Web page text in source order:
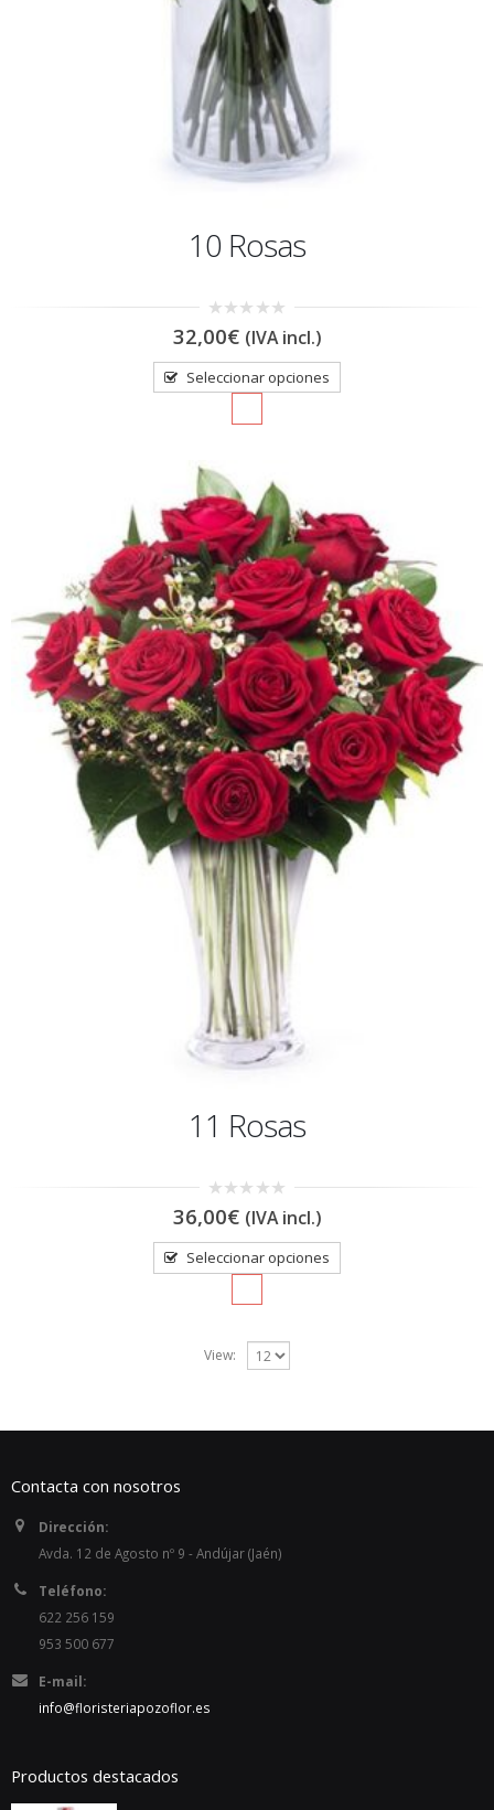
10 Rosas
0
out
5
32,00€ (IVA incl.)
Seleccionar opciones
11 Rosas
0
out
5
36,00€ (IVA incl.)
Seleccionar opciones
View:
Contacta con nosotros
Dirección:
Avda. 12 de Agosto nº 9 - Andújar (Jaén)
Teléfono:
622 256 159
953 500 677
E-mail:
info@floristeriapozoflor.es
Productos destacados